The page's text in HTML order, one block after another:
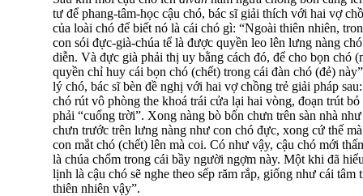
tư để phang-tâm-học cậu chó, bác sĩ giải thích với hai vợ
của loài chó để biết nó là cái chó gì: “Ngoài thiên nhiên,
con sói đực-già-chúa tể là được quyền leo lên lưng nàng
diễn. Và đực già phải thị uy bằng cách đó, để cho bọn chó
quyền chỉ huy cái bọn chó (chết) trong cái đàn chó (đẻ)
lý chó, bác sĩ bèn đề nghị với hai vợ chồng trẻ giải pháp
chó rút vô phòng the khoá trái cửa lại hai vòng, đoạn trút bỏ
phải “cuổng trời”. Xong nàng bò bốn chưn trên sàn nhà
chưn trước trên lưng nàng như con chó đực, xong cứ thế
con mắt chó (chết) lên mà coi. Có như vậy, cậu chó mới
là chúa chổm trong cái bầy người ngợm này. Một khi đã
lịnh là cậu chó sẽ nghe theo sếp răm rắp, giống như cái
thiên nhiên vậy”.